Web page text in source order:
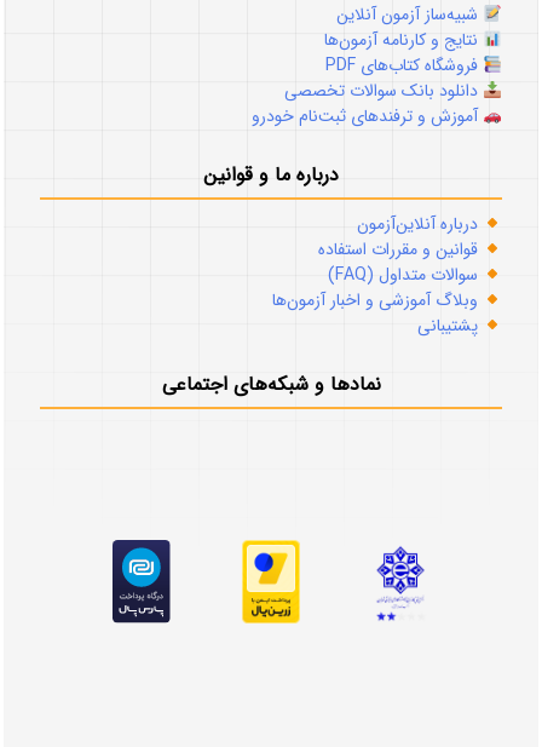
شبیه‌ساز آزمون آنلاین
نتایج و کارنامه آزمون‌ها
فروشگاه کتاب‌های PDF
دانلود بانک سوالات تخصصی
آموزش و ترفندهای ثبت‌نام خودرو
درباره ما و قوانین
درباره آنلاین‌آزمون
قوانین و مقررات استفاده
سوالات متداول (FAQ)
وبلاگ آموزشی و اخبار آزمون‌ها
پشتیبانی
نمادها و شبکه‌های اجتماعی